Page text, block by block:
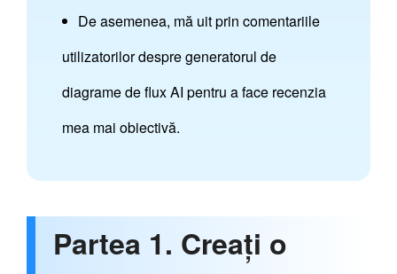
De asemenea, mă uit prin comentariile
utilizatorilor despre generatorul de
diagrame de flux AI pentru a face recenzia
mea mai obiectivă.
Partea 1. Creați o